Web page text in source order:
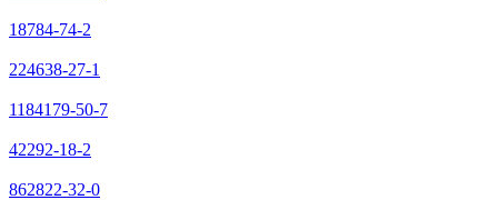
18784-74-2
224638-27-1
1184179-50-7
42292-18-2
862822-32-0